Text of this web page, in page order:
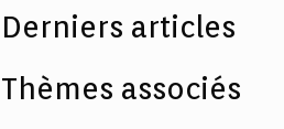
Derniers articles
Thèmes associés